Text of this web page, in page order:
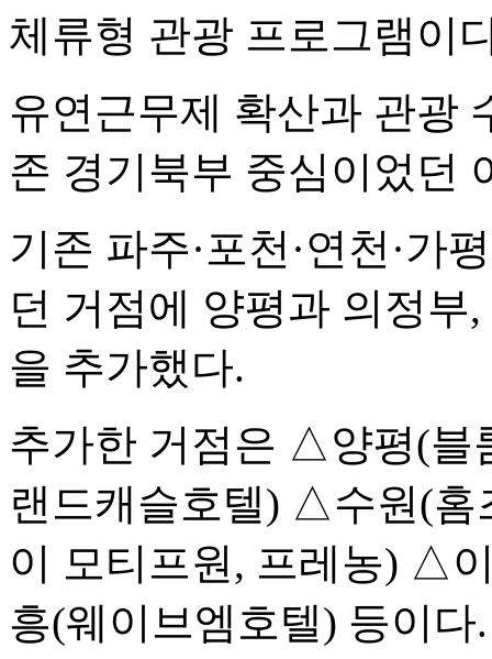
체류형 관광 프로그램이
유연근무제 확산과 관광
존 경기북부 중심이었던
기존 파주·포천·연천·가
던 거점에 양평과 의정부
을 추가했다.
추가한 거점은 △양평(
랜드캐슬호텔) △수원(
이 모티프원, 프레농) △
흥(웨이브엠호텔) 등이다.